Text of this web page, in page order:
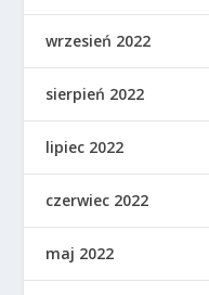
wrzesień 2022
sierpień 2022
lipiec 2022
czerwiec 2022
maj 2022